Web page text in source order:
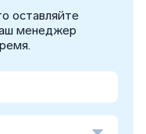
оставляйте
менеджер